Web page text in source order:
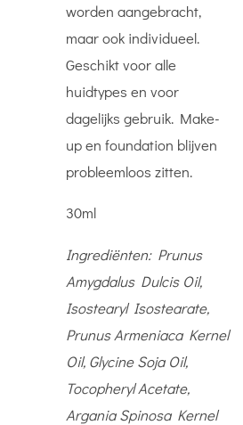
worden aangebracht,
maar ook individueel.
Geschikt voor alle
huidtypes en voor
dagelijks gebruik. Make-
up en foundation blijven
probleemloos zitten.
30ml
Ingrediënten: Prunus
Amygdalus Dulcis Oil,
Isostearyl Isostearate,
Prunus Armeniaca Kernel
Oil, Glycine Soja Oil,
Tocopheryl Acetate,
Argania Spinosa Kernel